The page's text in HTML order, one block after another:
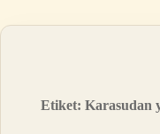
Etiket:Karasudan